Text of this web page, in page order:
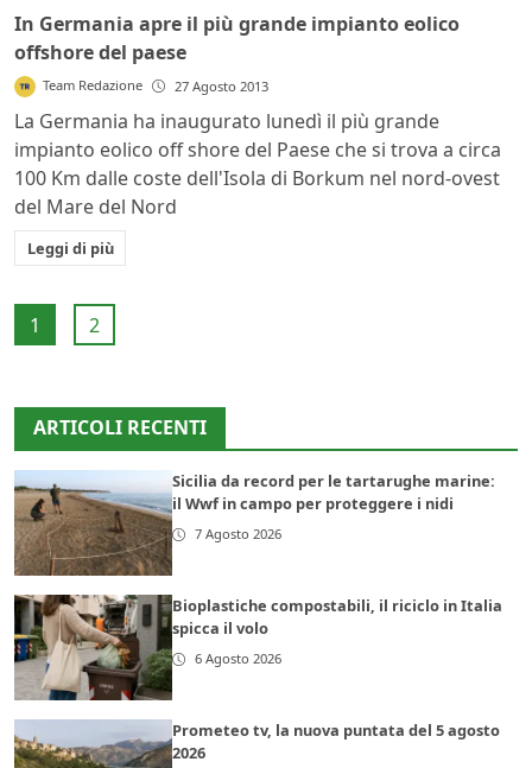
In Germania apre il più grande impianto eolico
offshore del paese
Team Redazione 27 Agosto 2013
La Germania ha inaugurato lunedì il più grande
impianto eolico off shore del Paese che si trova a circa
100 Km dalle coste dell'Isola di Borkum nel nord-ovest
del Mare del Nord
Leggi di più
1 2
ARTICOLI RECENTI
Sicilia da record per le tartarughe marine:
il Wwf in campo per proteggere i nidi
7 Agosto 2026
Bioplastiche compostabili, il riciclo in Italia
spicca il volo
6 Agosto 2026
Prometeo tv, la nuova puntata del 5 agosto
2026